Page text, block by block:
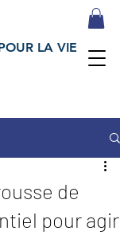
LA VIE
de
pour agir